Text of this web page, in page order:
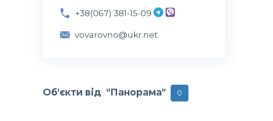
+38(067) 381-15-09
vovarovno@ukr.net
Об'єкти від "Панорама" 0